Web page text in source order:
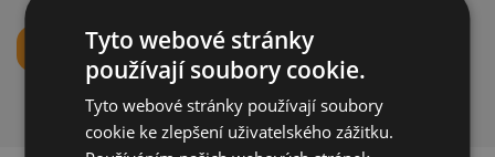
StáhnoutTyto webové stránky
používají soubory cookie.
Tyto webové stránky používají soubory
cookie ke zlepšení uživatelského zážitku.